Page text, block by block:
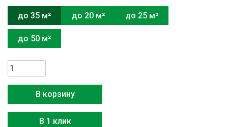
до 35 м² до 20 м² до 25 м²
до 50 м²
Количество
товара
RAK-
35REF
В корзину
В 1 клик